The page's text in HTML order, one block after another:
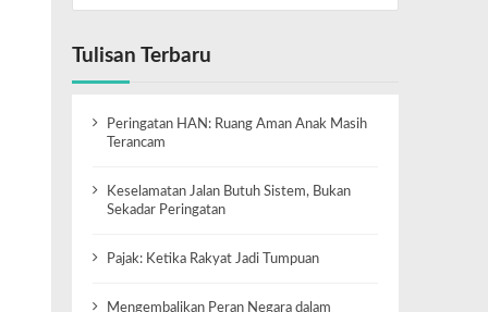
Tulisan Terbaru
Peringatan HAN: Ruang Aman Anak Masih
Terancam
Keselamatan Jalan Butuh Sistem, Bukan
Sekadar Peringatan
Pajak: Ketika Rakyat Jadi Tumpuan
Mengembalikan Peran Negara dalam